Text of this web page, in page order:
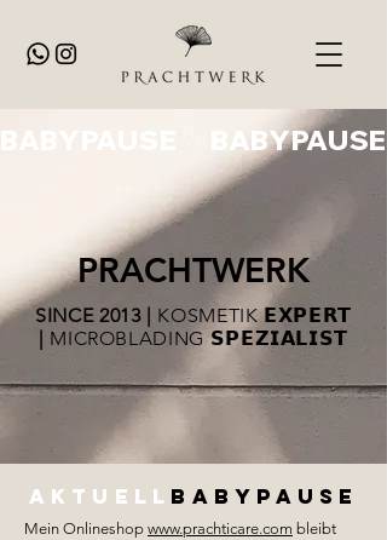
BABYPAUSE
PRACHTWERK
SINCE 2013 |KOSMETIK𝗘𝗫𝗣𝗘𝗥𝗧
| MICROBLADING 𝗦𝗣𝗘𝗭𝗜𝗔𝗟𝗜𝗦𝗧
aktuel l bAbypause
Mein Onlineshop www.prachticare.com bleibt